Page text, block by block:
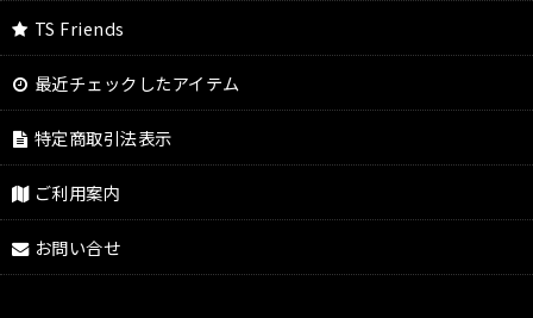
TS Friends
最近チェックしたアイテム
特定商取引法表示
ご利用案内
お問い合せ